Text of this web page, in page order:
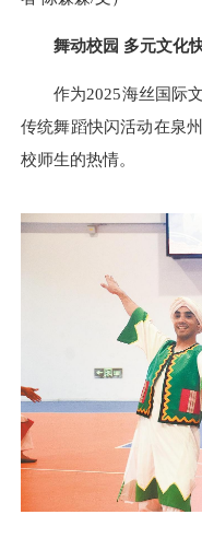
舞动校园 多元文化
作为2025海丝国际文
传统舞蹈快闪活动在泉
校师生的热情。